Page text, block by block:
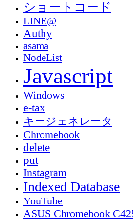
ショートコード
LINE@
Authy
asama
NodeList
Javascript
Windows
e-tax
キージェネレータ
Chromebook
delete
put
Instagram
Indexed Database
YouTube
ASUS Chromebook